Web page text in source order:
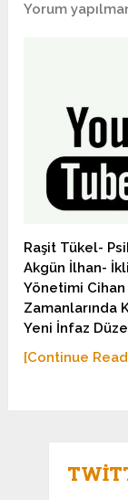
Yorum
Raşit Tükel-
Akgün İlhan-
Yönetimi Cihan
Zamanlarında
Yeni İnfaz
[Continue